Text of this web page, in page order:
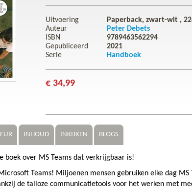
Uitvoering Paperback, zwart-wit ,
Auteur
Peter Debets
ISBN
9789463562294
Gepubliceerd
2021
Serie
Handboek
€ 34,99
INHOUD INKIJKEN BLOGS
boek over MS Teams dat verkrijgbaar is!
Teams! Miljoenen mensen gebruiken elke dag
de talloze communicatietools voor het werken met